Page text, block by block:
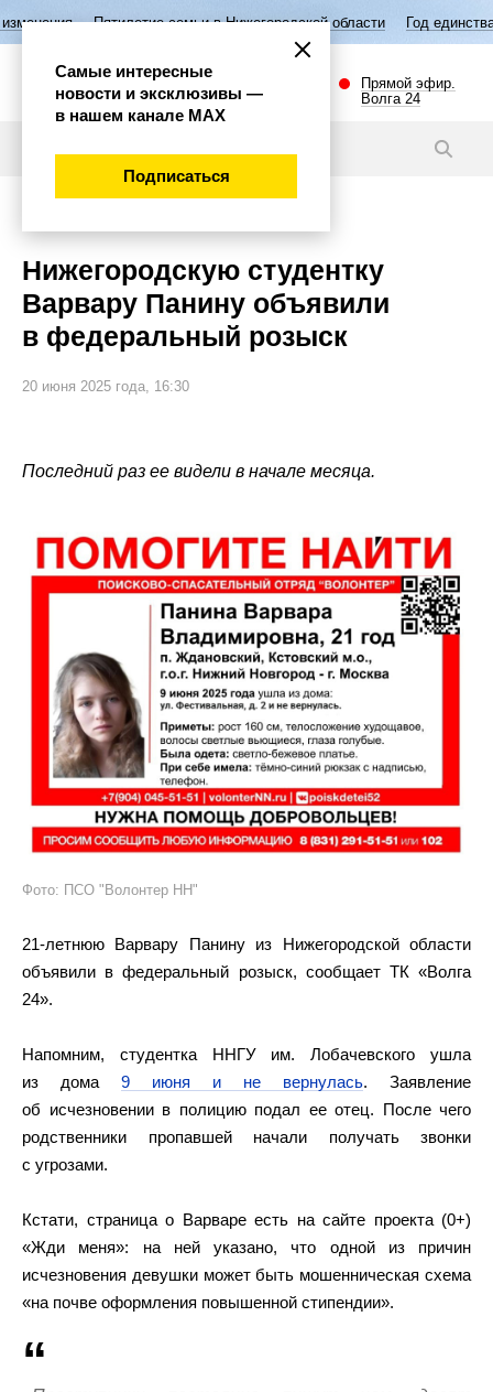
семьи в Нижегородской области Год единства народов России
Прямой эфир.
Волга 24
Нижегородскую студентку
Варвару Панину объявили
в федеральный розыск
20 июня 2025 года, 16:30
Последний раз ее видели в начале месяца.
Фото: ПСО "Волонтер НН"
21-летнюю Варвару Панину из Нижегородской области
объявили в федеральный розыск, сообщает ТК «Волга
24».
Напомним, студентка ННГУ им. Лобачевского ушла
из дома 9 июня и не вернулась. Заявление
об исчезновении в полицию подал ее отец. После чего
родственники пропавшей начали получать звонки
с угрозами.
Кстати, страница о Варваре есть на сайте проекта (0+)
«Жди меня»: на ней указано, что одной из причин
исчезновения девушки может быть мошенническая схема
«на почве оформления повышенной стипендии».
Самые интересные
новости и эксклюзивы —
в нашем канале МАХ
Подписаться